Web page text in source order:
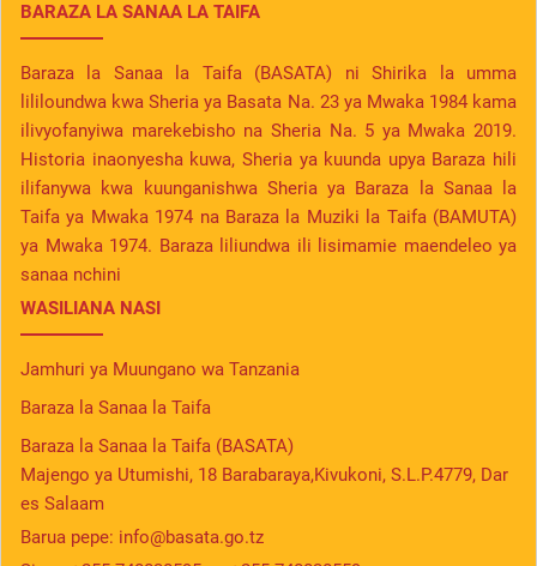
BARAZA LA SANAA LA TAIFA
Baraza la Sanaa la Taifa (BASATA) ni Shirika la umma
lililoundwa kwa Sheria ya Basata Na. 23 ya Mwaka 1984 kama
ilivyofanyiwa marekebisho na Sheria Na. 5 ya Mwaka 2019.
Historia inaonyesha kuwa, Sheria ya kuunda upya Baraza hili
ilifanywa kwa kuunganishwa Sheria ya Baraza la Sanaa la
Taifa ya Mwaka 1974 na Baraza la Muziki la Taifa (BAMUTA)
ya Mwaka 1974. Baraza liliundwa ili lisimamie maendeleo ya
sanaa nchini
WASILIANA NASI
Jamhuri ya Muungano wa Tanzania
Baraza la Sanaa la Taifa
Baraza la Sanaa la Taifa (BASATA)
Majengo ya Utumishi, 18 Barabaraya,Kivukoni, S.L.P.4779, Dar
es Salaam
Barua pepe: info@basata.go.tz